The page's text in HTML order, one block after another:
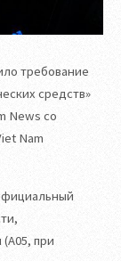
требование
средств»
News со
Nam
при